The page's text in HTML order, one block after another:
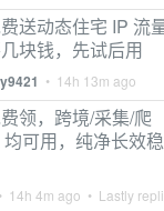
送动态住宅 IP 流
块钱，先试后用
• 14h 13m ago
领，跨境/采集/爬
可用，纯净长效
• 14h 4m ago • Lastly